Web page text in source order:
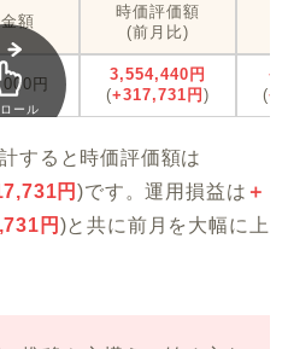
額
時価評価額
(前月比)
円
3,554,440円
(+317,731円 )
(
ール
すると時価評価額は
円)です。運用損益は ＋
円 )と共に前月を大幅に上